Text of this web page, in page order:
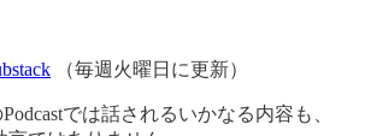
（毎週火曜日に更新）
では話されるいかなる内容も、